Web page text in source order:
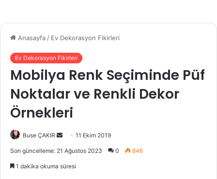
Anasayfa / Ev Dekorasyon Fikirleri
Ev Dekorasyon Fikirleri
Mobilya Renk Seçiminde Püf
Noktalar ve Renkli Dekor
Örnekleri
Buse ÇAKIR
e
11 Ekim 2019
Son güncelleme: 21 Ağustos 2023 0 846
1 dakika okuma süresi